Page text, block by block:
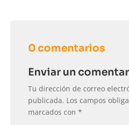
0 comentarios
Enviar un
Tu dirección de correo
publicada. Los campos
marcados con *